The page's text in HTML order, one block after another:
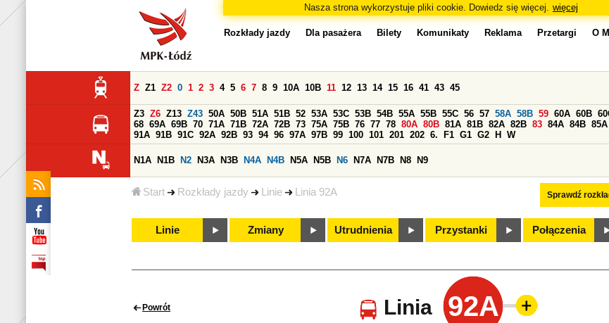
Nasza strona wykorzystuje pliki cookie. Dowiedz się więcej. więcej
Start Rozkłady jazdy Linie Linia 92A
Rozkłady jazdy Dla pasażera Bilety Komunikaty Reklama Przetargi O
Sprawdź
Z Z1 Z2 0 1 2 3 4 5 6 7 8 9 10A 10B 11 12 13 14 15 16 41 43 45
Z3 Z6 Z13 Z43 50A 50B 51A 51B 52 53A 53C 53B 54B 55A 55B 55C 56 57 58A 58B 59 60A 60B
68 69A 69B 70 71A 71B 72A 72B 73 75A 75B 76 77 78 80A 80B 81A 81B 82A 82B 83 84A 84B 85A
91A 91B 91C 92A 92B 93 94 96 97A 97B 99 100 101 201 202 6. F1 G1 G2 H W
N1A N1B N2 N3A N3B N4A N4B N5A N5B N6 N7A N7B N8 N9
Linie Zmiany Utrudnienia Przystanki Połączenia
Powrót Linia 92A